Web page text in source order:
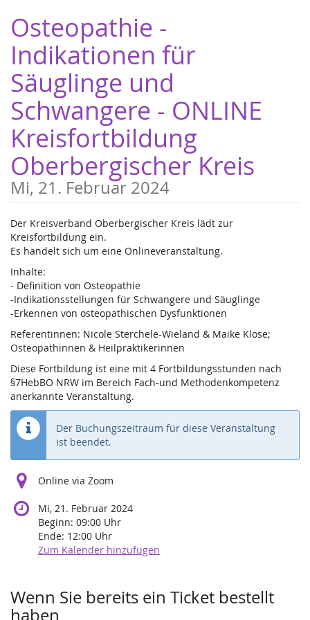
Haupt-
Inhalt
springen
Osteopathie -
Indikationen für
Säuglinge und
Schwangere - ONLINE
Kreisfortbildung
Oberbergischer Kreis
Mi, 21. Februar 2024
Der Kreisverband Oberbergischer Kreis lädt zur
Kreisfortbildung ein.
Es handelt sich um eine Onlineveranstaltung.
Inhalte:
- Definition von Osteopathie
-Indikationsstellungen für Schwangere und Säuglinge
-Erkennen von osteopathischen Dysfunktionen
Referentinnen: Nicole Sterchele-Wieland & Maike Klose;
Osteopathinnen & Heilpraktikerinnen
Diese Fortbildung ist eine mit 4 Fortbildungsstunden nach
§7HebBO NRW im Bereich Fach-und Methodenkompetenz
anerkannte Veranstaltung.
Der Buchungszeitraum für diese Veranstaltung
ist beendet.
Online via Zoom
Mi, 21. Februar 2024
Beginn: 09:00 Uhr
Ende: 12:00 Uhr
Zum Kalender hinzufügen
Wenn Sie bereits ein Ticket bestellt
haben